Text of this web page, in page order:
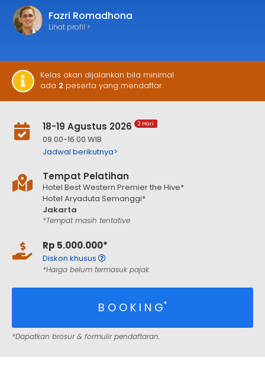
Fazri Romadhona
Lihat profil >
Kelas akan dijalankan bila minimal
ada 2 peserta yang mendaftar.
18-19 Agustus 2026 2 Hari
09.00-16.00 WIB
Jadwal berikutnya>
Tempat Pelatihan
Hotel Best Western Premier the Hive*
Hotel Aryaduta Semanggi*
Jakarta
*Tempat masih tentative
Rp 5.000.000*
Diskon khusus
*Harga belum termasuk pajak
B O O K I N G*
*Dapatkan brosur & formulir pendaftaran.